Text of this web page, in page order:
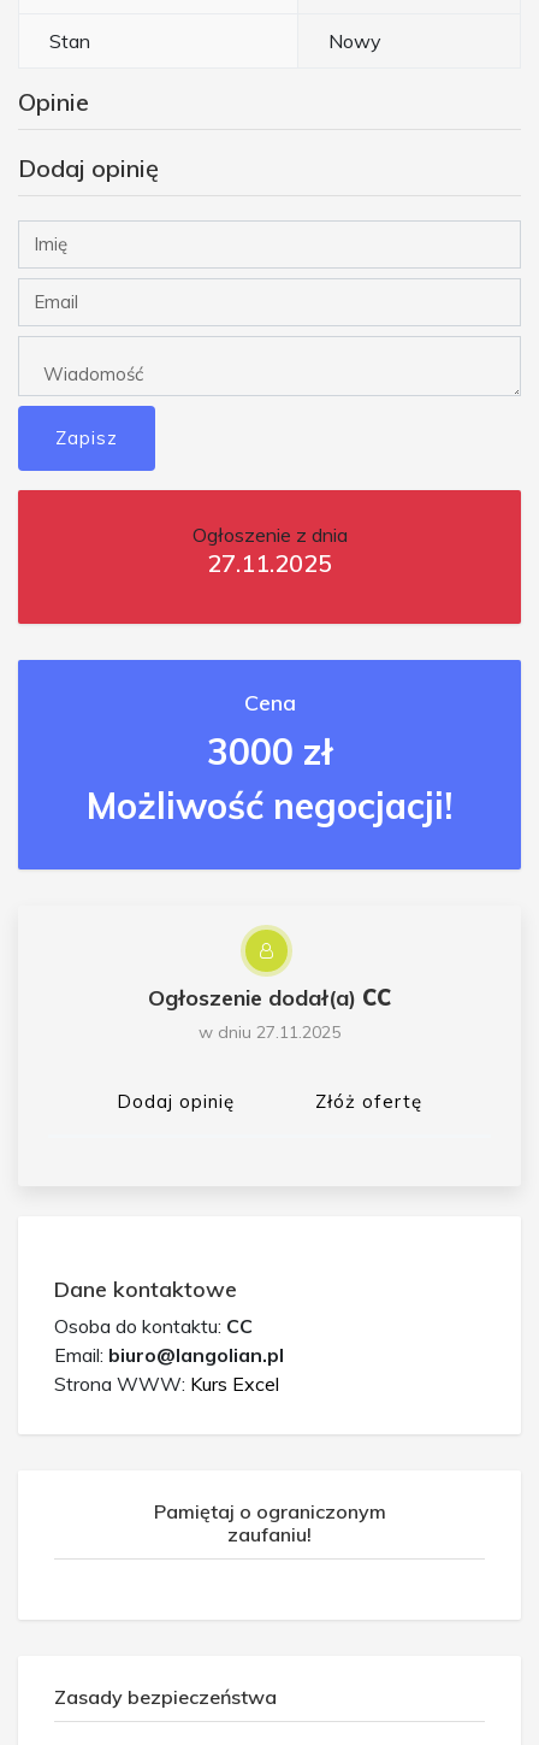
Stan Nowy
Opinie
Dodaj opinię
Zapisz
Ogłoszenie z dnia
27.11.2025
Cena
3000 zł
Możliwość negocjacji!
Ogłoszenie dodał(a) CC
w dniu 27.11.2025
Dodaj opinię Złóż ofertę
Dane kontaktowe
Osoba do kontaktu: CC
Email: biuro@langolian.pl
Strona WWW: Kurs Excel
Pamiętaj o ograniczonym
zaufaniu!
Zasady bezpieczeństwa